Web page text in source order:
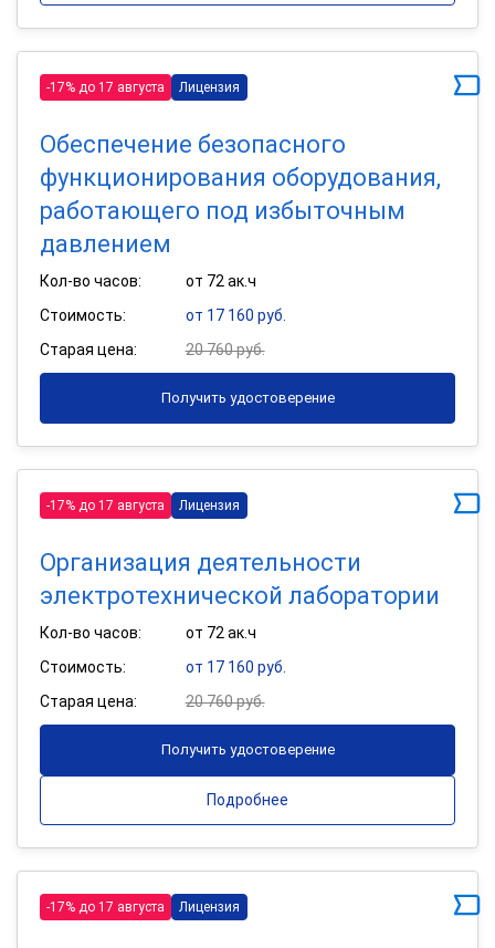
-17% до 17 августа Лицензия
Обеспечение безопасного
функционирования оборудования,
работающего под избыточным
давлением
Кол-во часов:
от 72 ак.ч
Стоимость:
от 17 160 руб.
Старая цена:
20 760 руб.
Получить удостоверение
-17% до 17 августа Лицензия
Организация деятельности
электротехнической лаборатории
Кол-во часов:
от 72 ак.ч
Стоимость:
от 17 160 руб.
Старая цена:
20 760 руб.
Получить удостоверение
Подробнее
-17% до 17 августа Лицензия